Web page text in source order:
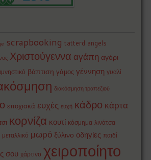
scrapbooking tatterd angels
Χριστούγεννα αγάπη αγόρι
βάπτιση γάμος γέννηση γυαλί
διακόσμηση τραπεζιού
εποχιακά ευχές ευχή κάδρο κάρτα
κορνίζα κουτί κόσμημα λινάτσα
μεταλλικό μωρό ξύλινο οδηγίες παιδί
σου χάρτινο χειροποίητο